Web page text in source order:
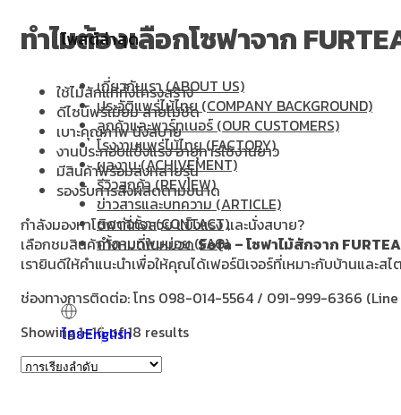
โพสต์ล่าสุด
เกี่ยวกับเรา (ABOUT US)
ประวัติแพร่ไม้ไทย (COMPANY BACKGROUND)
ลูกค้าและพาร์ทเนอร์ (OUR CUSTOMERS)
โรงงานแพร่ไม้ไทย (FACTORY)
ผลงาน (ACHIVEMENT)
รีวิวลูกค้า (REVIEW)
ข่าวสารและบทความ (ARTICLE)
ติดต่อเรา (CONTACT)
คำถามที่พบบ่อย (FAQ)
English
ไทย
ทำไมต้องเลือกโซฟาจาก
ใช้ไม้สักแท้ทั้งโครงสร้าง
ดีไซน์พรีเมียม ลายไม้ชัด
เบาะคุณภาพ นั่งสบาย
งานประกอบแข็งแรง อายุการใช้งานยาว
มีสินค้าพร้อมส่งหลายรุ่น
รองรับการสั่งผลิตตามขนาด
กำลังมองหาโซฟาที่ทั้งสวย แข็งแรง และนั่งสบาย?
เลือกชมสินค้าทั้งหมดในหมวดSofa – โซฟาไม้สักจาก
เรายินดีให้คำแนะนำเพื่อให้คุณได้เฟอร์นิเจอร์ที่เหมาะกับบ้านและ
ช่องทางการติดต่อ: โทร 098-014-5564 / 091-999-6366 (Line
Showing 1–16 of 18 results